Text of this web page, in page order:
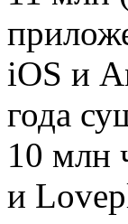
iOS и
года
10 млн
и